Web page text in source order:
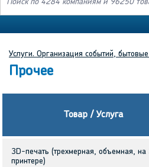
Услуги. Организация событий,
Прочее
Товар / Услуга
3D-печать (трехмерная, объемная,
принтере)